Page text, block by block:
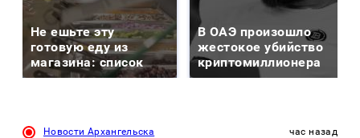
Не ешьте эту
готовую еду из
магазина: список
В ОАЭ произошло
жестокое убийство
криптомиллионера
Новости Архангельска час назад